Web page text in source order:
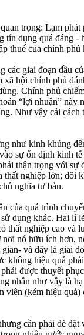
trọng: Lạm
tín dụng quá đáng -
thuế của chính phủ
các giai đoạn đầu
hội chính phủ
Chính phủ
“lợi nhuận” này
Như vậy cải cách
như kinh khủng
sự ổn định kinh
thận trọng với sự
thất nghiệp lớn; đôi
nghĩa tư bản.
của quá trình
dụng khác. Hai lí
thất nghiệp cao
nó hữu ích hơn,
và đây là giai
không hiệu quả
được thuyết
nhân như vậy là
viên (kém hiệu
cần phải dè